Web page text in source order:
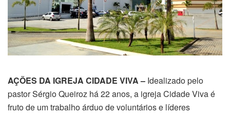
AÇÕES DA IGREJA CIDADE VIVA – Idealizado pelo
pastor Sérgio Queiroz há 22 anos, a igreja Cidade Viva é
fruto de um trabalho árduo de voluntários e líderes